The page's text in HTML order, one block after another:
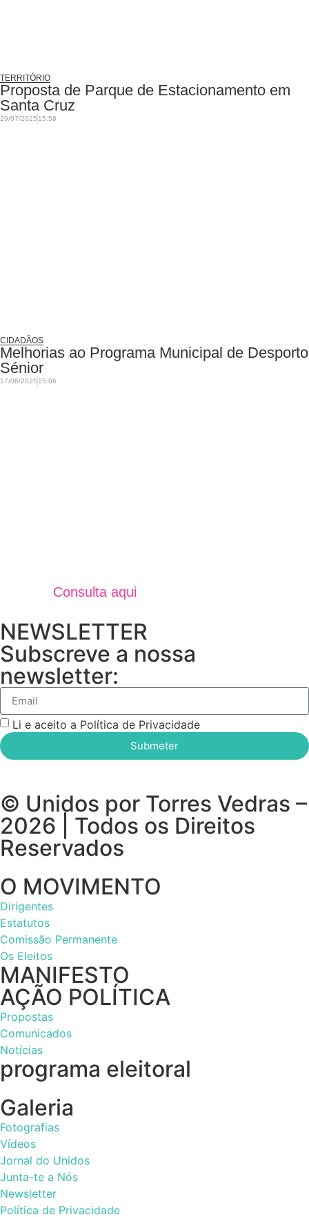
TERRITÓRIO
Proposta de Parque de Estacionamento em
Santa Cruz
29/07/2025 15:58
CIDADÃOS
Melhorias ao Programa Municipal de Desporto
Sénior
17/06/2025 15:06
Consulta aqui
NEWSLETTER
Subscreve a nossa
newsletter:
Li e aceito a Política de Privacidade
Submeter
© Unidos por Torres Vedras –
2026 | Todos os Direitos
Reservados
O MOVIMENTO
Dirigentes
Estatutos
Comissão Permanente
Os Eleitos
MANIFESTO
AÇÃO POLÍTICA
Propostas
Comunicados
Notícias
programa eleitoral
Galeria
Fotografias
Vídeos
Jornal do Unidos
Junta-te a Nós
Newsletter
Política de Privacidade